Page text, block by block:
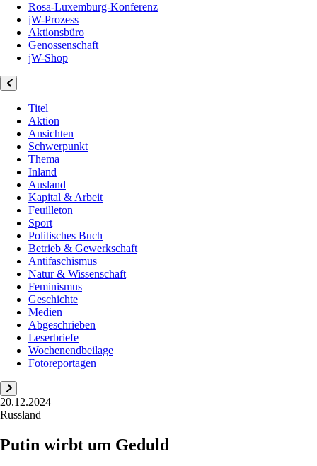
Rosa-Luxemburg-Konferenz
jW-Prozess
Aktionsbüro
Genossenschaft
jW-Shop
Titel
Aktion
Ansichten
Schwerpunkt
Thema
Inland
Ausland
Kapital & Arbeit
Feuilleton
Sport
Politisches Buch
Betrieb & Gewerkschaft
Antifaschismus
Natur & Wissenschaft
Feminismus
Geschichte
Medien
Abgeschrieben
Leserbriefe
Wochenendbeilage
Fotoreportagen
20.12.2024
Russland
Putin wirbt um Geduld